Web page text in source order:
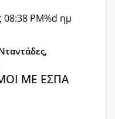
08:38 PM%d ημ
ΜΕ ΕΣΠΑ